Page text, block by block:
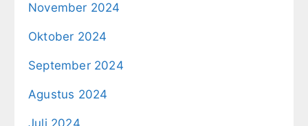
November 2024
Oktober 2024
September 2024
Agustus 2024
Juli 2024